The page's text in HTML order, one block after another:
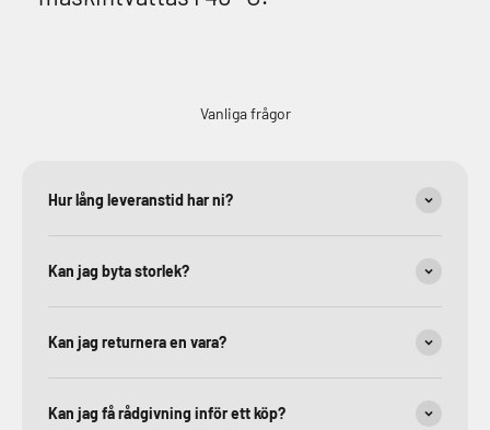
Vanliga frågor
Hur lång leveranstid har ni?
Kan jag byta storlek?
Kan jag returnera en vara?
Kan jag få rådgivning inför ett köp?